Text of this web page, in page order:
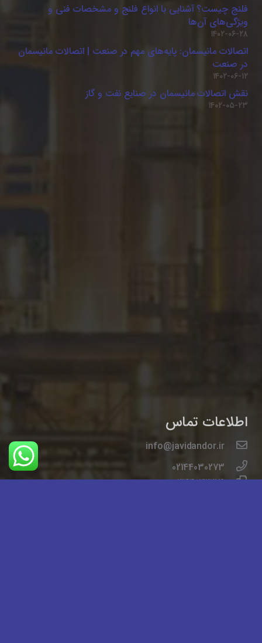
فلنج چیست؟ آشنایی با انواع فلنج و مشخصات فنی و
ویژگی‌های آن‌ها
۱۴۰۲-۰۶-۲۸
اتصالات مانیسمان: پایه‌های مهم در صنعت | اتصالات مانیسمان
در صنعت
۱۴۰۲-۰۶-۱۲
نقش اتصالات مانیسمان در صنایع نفت و گاز
۱۴۰۲-۰۵-۲۳
اطلاعات تماس
info@javidandor.ir
02144030273
02144032279